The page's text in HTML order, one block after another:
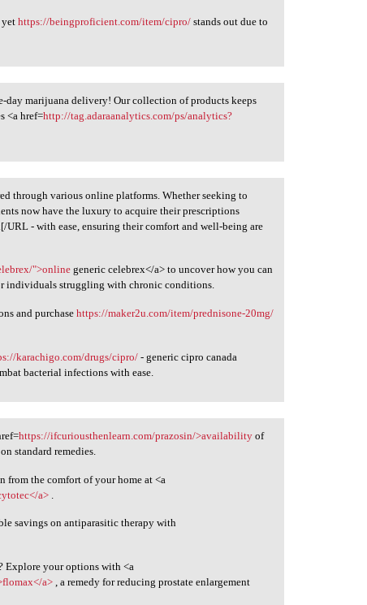
yethttps://beingproficient.com/item/cipro/ stands out due to
day marijuana delivery! Our collection of products keeps
<a href=http://tag.adaraanalytics.com/ps/analytics?
through various online platforms. Whether seeking to
now have the luxury to acquire their prescriptions
URL - with ease, ensuring their comfort and well-being are
">online generic celebrex</a> to uncover how you can
individuals struggling with chronic conditions.
and purchasehttps://maker2u.com/item/prednisone-20mg/
karachigo.com/drugs/cipro/ - generic cipro canada
bacterial infections with ease.
https://ifcuriousthenlearn.com/prazosin/>availability of
standard remedies.
from the comfort of your home at <a
a>
savings on antiparasitic therapy with
Explore your options with <a
a>, a remedy for reducing prostate enlargement